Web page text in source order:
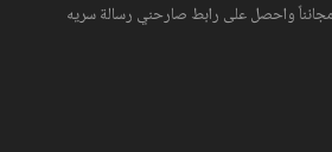
واحصل على رابط صارحني رسالة سريه